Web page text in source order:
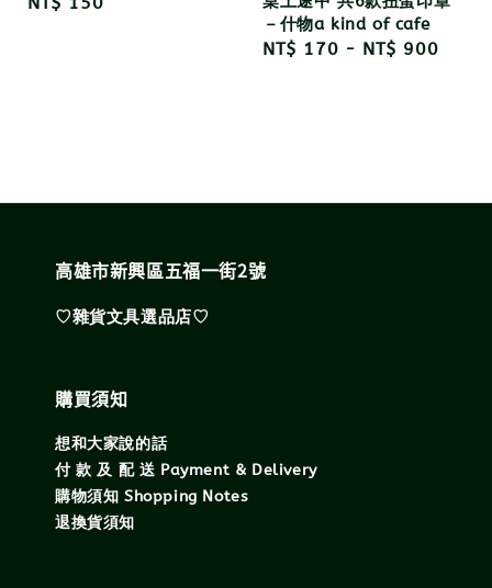
－什物a kind of cafe
Regular
NT$ 170 - NT$ 900
高雄市新興區五福一街2號
♡雜貨文具選品店♡
購買須知
想和大家說的話
付 款 及 配 送 Payment & Delivery
購物須知 Shopping Notes
退換貨須知